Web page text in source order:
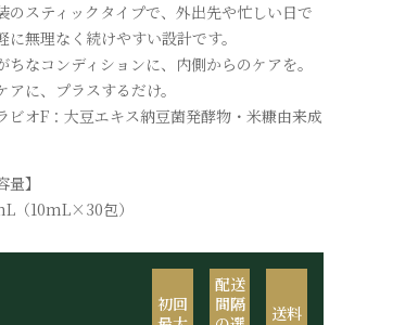
のスティックタイプで、外出先や忙しい日で
に無理なく続けやすい設計です。
ちなコンディションに、内側からのケアを。
アに、プラスするだけ。
ビオF：大豆エキス納豆菌発酵物・米糠由来成
量】
（10mL×30包）
初回
配送
間隔
送料